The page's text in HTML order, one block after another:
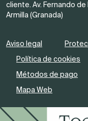
cliente. Av. Fernando de
Armilla (Granada)
Aviso legal
Política de cookies
Métodos de pago
Mapa Web